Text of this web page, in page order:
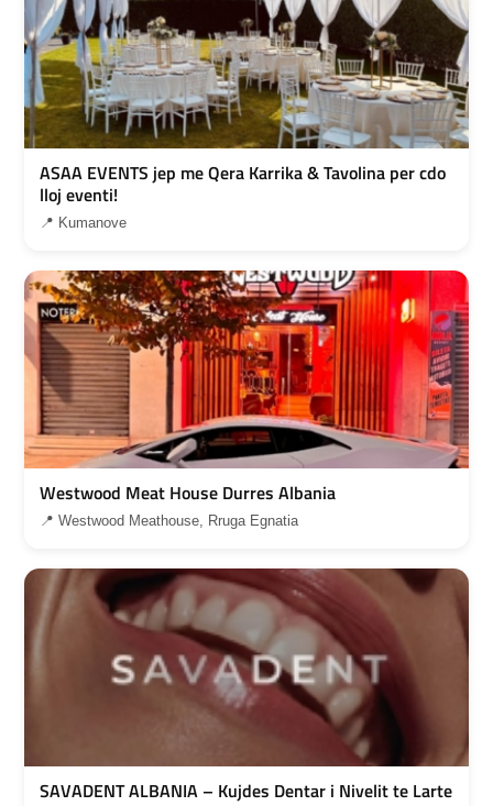
ASAA EVENTS jep me Qera Karrika & Tavolina per cdo
lloj eventi!
📍 Kumanove
Westwood Meat House Durres Albania
📍 Westwood Meathouse, Rruga Egnatia
SAVADENT ALBANIA – Kujdes Dentar i Nivelit te Larte